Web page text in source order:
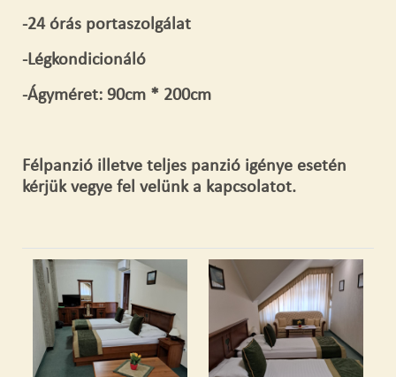
-24 órás portaszolgálat
-Légkondicionáló
-Ágyméret: 90cm * 200cm
Félpanzió illetve teljes panzió igénye esetén
kérjük vegye fel velünk a kapcsolatot.